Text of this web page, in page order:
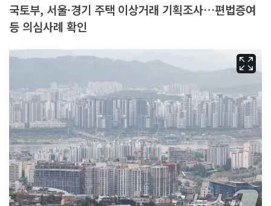
국토부, 서울·경기 주택 이상거래 기획조사…편법증여
등 의심사례 확인